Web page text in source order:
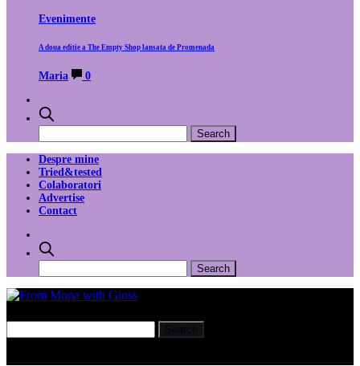
Evenimente
A doua editie a The Empty Shop lansata de Promenada
Maria 0
Despre mine
Tried&tested
Colaboratori
Advertise
Contact